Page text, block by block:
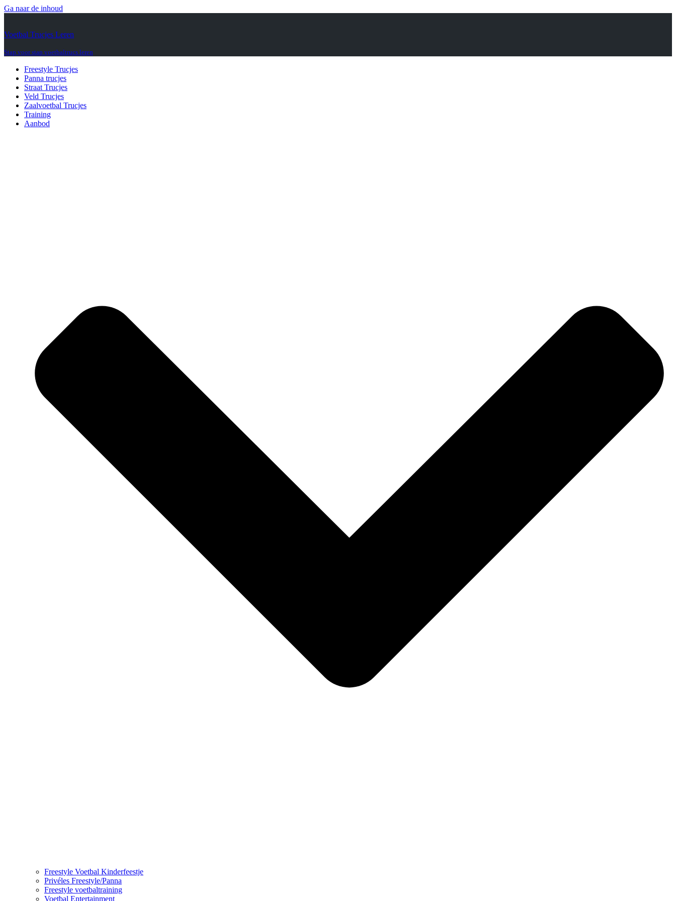
Ga naar de inhoud
Voetbal Trucjes Leren
Stap voor stap voetbaltrucs leren
Freestyle Trucjes
Panna trucjes
Straat Trucjes
Veld Trucjes
Zaalvoetbal Trucjes
Training
Aanbod
Freestyle Voetbal Kinderfeestje
Privéles Freestyle/Panna
Freestyle voetbaltraining
Voetbal Entertainment